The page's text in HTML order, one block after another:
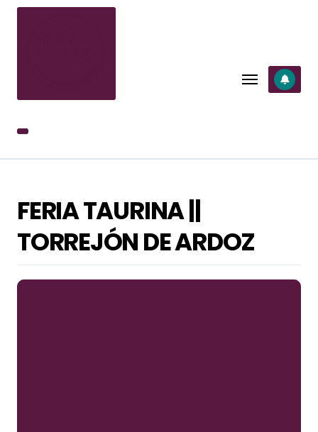
SALTAR
FERIA TAURINA ||
TORREJÓN DE ARDOZ